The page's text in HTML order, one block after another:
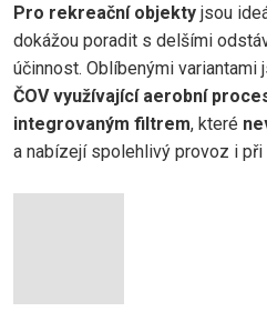
Pro rekreační objekty jsou
dokážou poradit s delšími
účinnost. Oblíbenými variantami
ČOV využívající aerobní
integrovaným filtrem, které
a nabízejí spolehlivý provoz i při